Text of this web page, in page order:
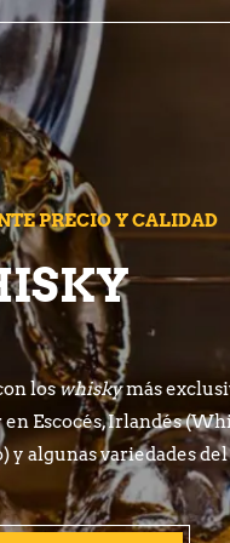
PRECIO Y CALIDAD
loswhiskymás
Escocés, Irlandés
y algunas variedades